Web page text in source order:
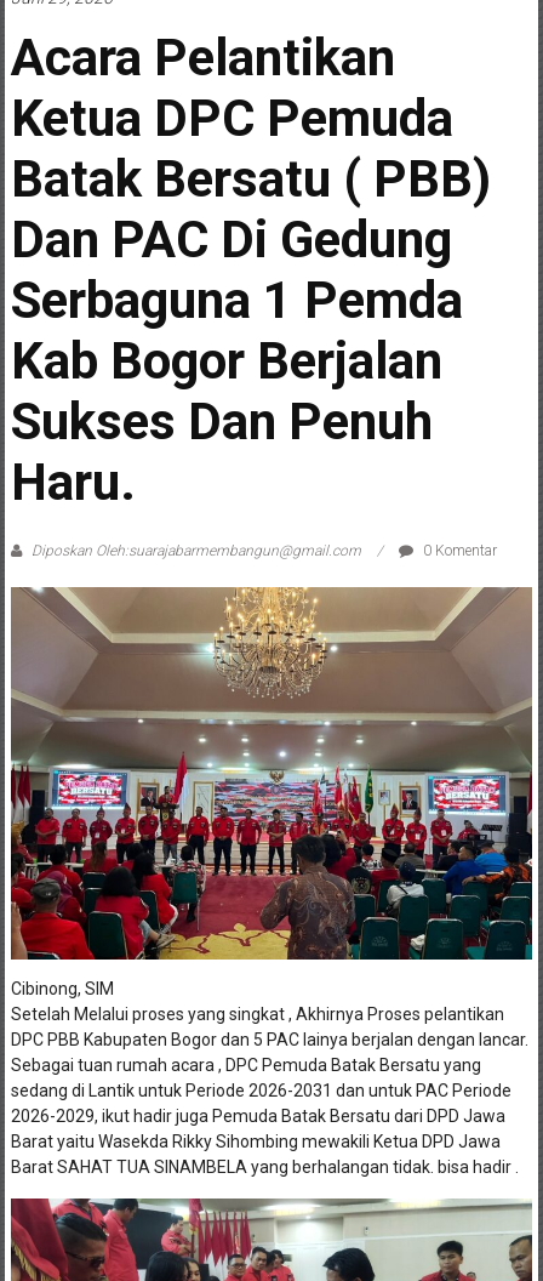
Acara Pelantikan
Ketua DPC Pemuda
Batak Bersatu ( PBB)
Dan PAC Di Gedung
Serbaguna 1 Pemda
Kab Bogor Berjalan
Sukses Dan Penuh
Haru.
Cibinong, SIM
Setelah Melalui proses yang singkat , Akhirnya Proses pelantikan
DPC PBB Kabupaten Bogor dan 5 PAC lainya berjalan dengan lancar.
Sebagai tuan rumah acara , DPC Pemuda Batak Bersatu yang
sedang di Lantik untuk Periode 2026-2031 dan untuk PAC Periode
2026-2029, ikut hadir juga Pemuda Batak Bersatu dari DPD Jawa
Barat yaitu Wasekda Rikky Sihombing mewakili Ketua DPD Jawa
Barat SAHAT TUA SINAMBELA yang berhalangan tidak. bisa hadir .